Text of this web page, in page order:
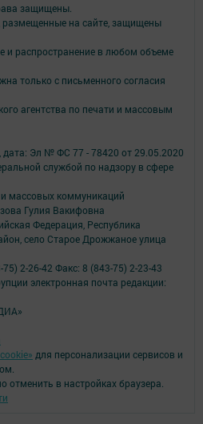
защищены.
на сайте, защищены
и распространение в любом объеме
только с письменного согласия
агентства по печати и массовым
Эл № ФС 77 - 78420 от 29.05.2020
службой по надзору в сфере
массовых коммуникаций
Гулия Вакифовна
Федерация, Республика
село Старое Дрожжаное улица
2-26-42 Факс: 8 (843-75) 2-23-43
электронная почта редакции:
для персонализации сервисов и
отменить в настройках браузера.